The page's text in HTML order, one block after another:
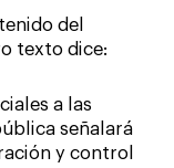
del
texto dice:
a las
señalará
y control